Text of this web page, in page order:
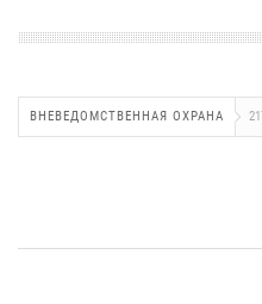
ВНЕВЕДОМСТВЕННАЯ ОХРАНА